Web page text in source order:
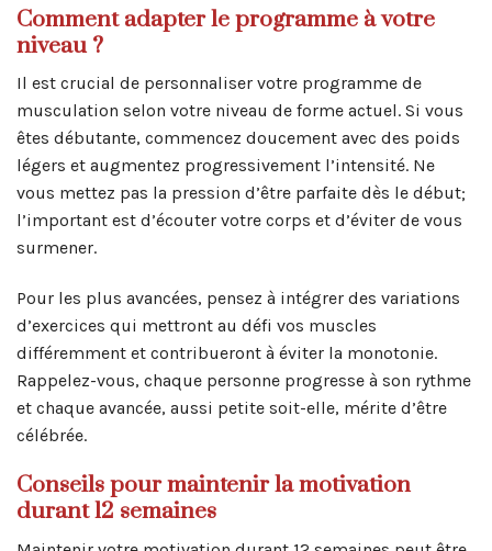
Comment adapter le programme à votre
niveau ?
Il est crucial de personnaliser votre programme de
musculation selon votre niveau de forme actuel. Si vous
êtes débutante, commencez doucement avec des poids
légers et augmentez progressivement l’intensité. Ne
vous mettez pas la pression d’être parfaite dès le début;
l’important est d’écouter votre corps et d’éviter de vous
surmener.
Pour les plus avancées, pensez à intégrer des variations
d’exercices qui mettront au défi vos muscles
différemment et contribueront à éviter la monotonie.
Rappelez-vous, chaque personne progresse à son rythme
et chaque avancée, aussi petite soit-elle, mérite d’être
célébrée.
Conseils pour maintenir la motivation
durant 12 semaines